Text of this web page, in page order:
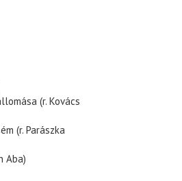
(r. Kovács
(r. Parászka
Aba)